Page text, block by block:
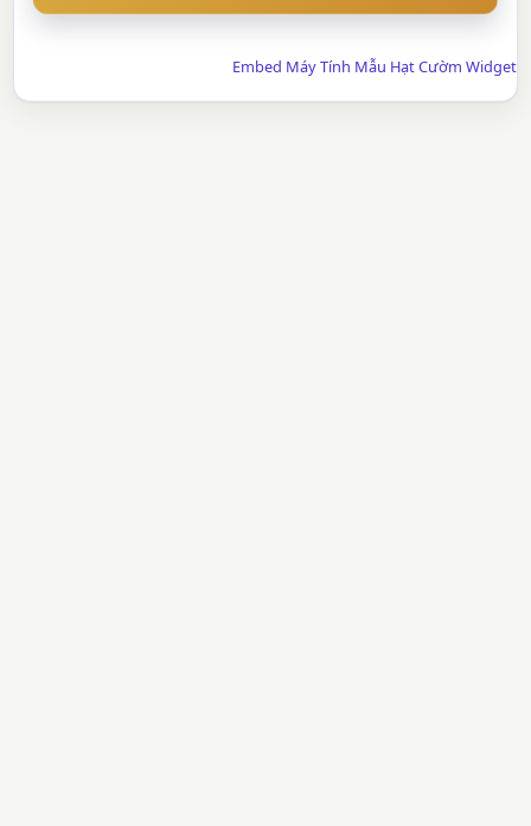
Embed Máy Tính Mẫu Hạt Cườm Widget